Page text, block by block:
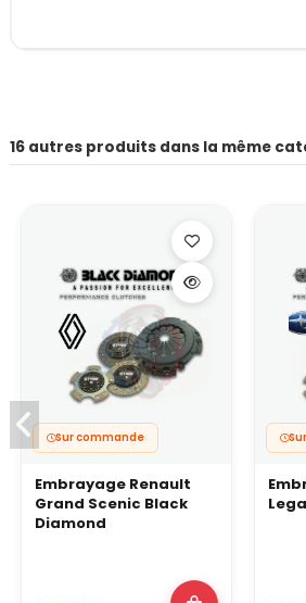
16 autres produits dans la même
Sur commande
Embrayage Renault
Grand Scenic Black
Diamond